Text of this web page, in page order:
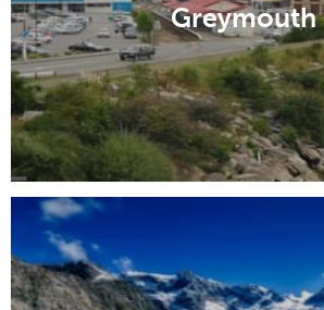
Greymouth